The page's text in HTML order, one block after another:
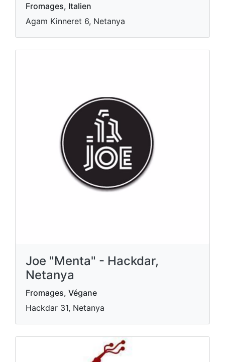
Fromages, Italien
Agam Kinneret 6, Netanya
Joe "Menta" - Hackdar,
Netanya
Fromages, Végane
Hackdar 31, Netanya